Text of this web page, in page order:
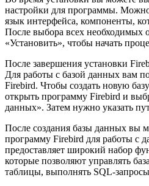
настройки для программы.
язык интерфейса, компоненты,
После выбора всех
«Установить», чтобы начать
После завершения установки
Для работы с базой данных вам
Firebird. Чтобы создать новую
открыть программу Firebird и
данных». Затем нужно указать
После создания базы данных вы
программу Firebird для работы с
предоставляет широкий набор
которые позволяют управлять
таблицы, выполнять SQL-